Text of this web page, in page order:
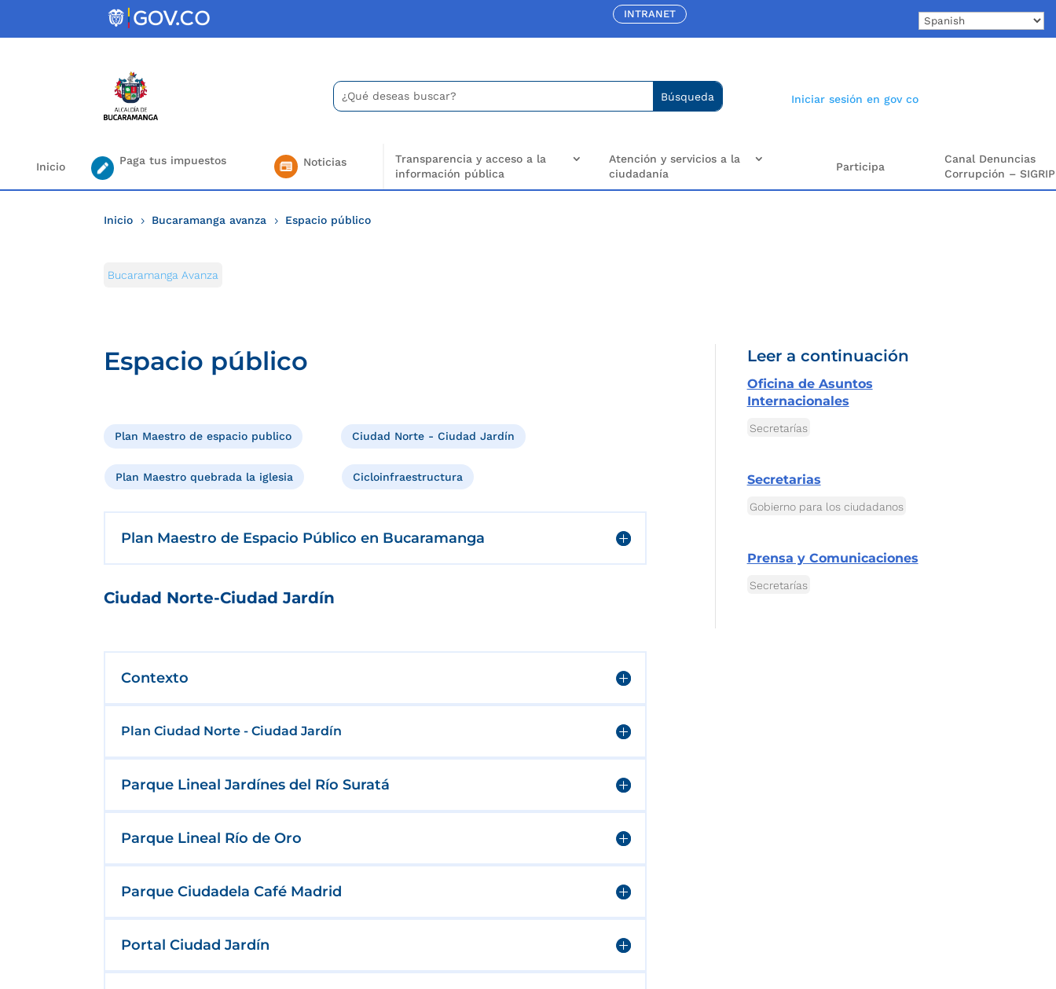
INTRANET
Buscar:
Search
for...
Iniciar sesión en gov co
Inicio Paga tus impuestos Noticias
Transparencia y acceso a la
información pública
Atención y servicios a la
ciudadanía
Participa
Canal Denuncias
Corrupción – SIGRIP
Inicio 5 Bucaramanga avanza 5 Espacio público
Bucaramanga Avanza
Espacio público
Plan Maestro de espacio publico Ciudad Norte - Ciudad Jardín
Plan Maestro quebrada la iglesia Cicloinfraestructura
Plan Maestro de Espacio Público en Bucaramanga
Ciudad Norte-Ciudad Jardín
Contexto
Plan Ciudad Norte - Ciudad Jardín
Parque Lineal Jardínes del Río Suratá
Parque Lineal Río de Oro
Parque Ciudadela Café Madrid
Portal Ciudad Jardín
Leer a continuación
Oficina de Asuntos
Internacionales
Secretarías
Secretarias
Gobierno para los ciudadanos
Prensa y Comunicaciones
Secretarías